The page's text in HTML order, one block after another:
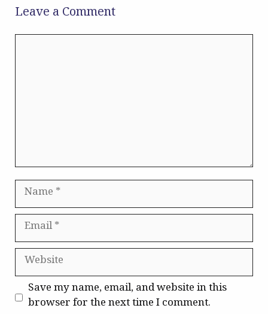
Leave a Comment
Name
Email
Website
Save my name, email, and website in this
browser for the next time I comment.